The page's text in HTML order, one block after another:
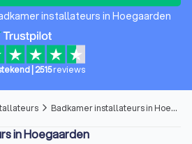
installateurs in Hoegaarden
2515reviews
arrow_forward_ios Badkamer installateurs in Hoegaarden
in Hoegaarden